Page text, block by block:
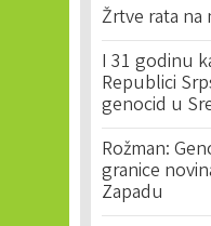
Žrtve rata na
I 31 godinu
Republici
genocid u
Rožman:
granice
Zapadu